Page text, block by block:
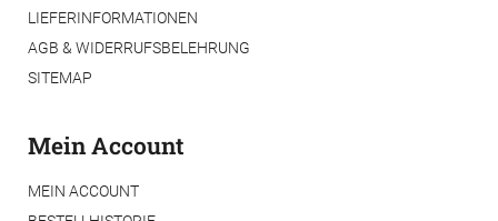
LIEFERINFORMATIONEN
AGB & WIDERRUFSBELEHRUNG
SITEMAP
Mein Account
MEIN ACCOUNT